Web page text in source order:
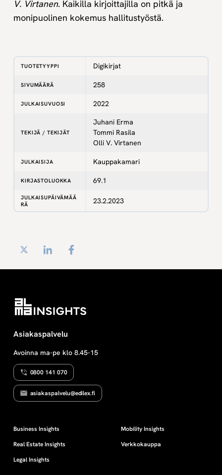
V. Virtanen. Kaikilla kirjoittajilla on pitkä ja
monipuolinen kokemus hallitustyöstä.
TUOTETYYPPI Digikirjat
SIVUMÄÄRÄ 258
JULKAISUVUOSI 2022
TEKIJÄ / TEKIJÄT
Juhani Erma
Tommi Rasila
Olli V. Virtanen
JULKAISIJA Kauppakamari
KIRJASTOLUOKKA 69.1
JULKAISUPÄIVÄMÄÄ
RÄ
23.2.2023
Twitter LinkedIn
Asiakaspalvelu
Avoinna ma-pe klo 8.45-15
0800 141 070
asiakaspalvelu@edilex.fi
Business Insights
Real Estate Insights
Legal Insights
Mobility Insights
Verkkokauppa